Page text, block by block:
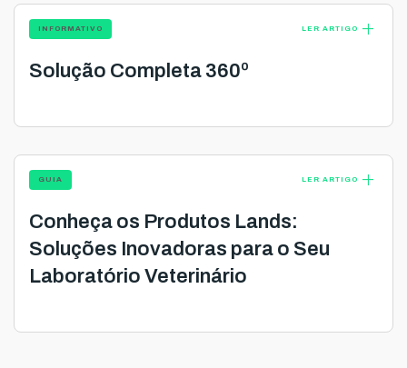
INFORMATIVO LER ARTIGO add
Solução Completa 360º
GUIA LER ARTIGO add
Conheça os Produtos Lands:
Soluções Inovadoras para o Seu
Laboratório Veterinário